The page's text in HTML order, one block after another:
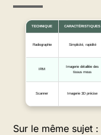
TECHNIQUE CARACTÉRISTIQUES
Radiographie Simplicité, rapidité
IRM
Imagerie détaillée des
tissus mous
Scanner Imagerie 3D précise
Sur le même sujet :